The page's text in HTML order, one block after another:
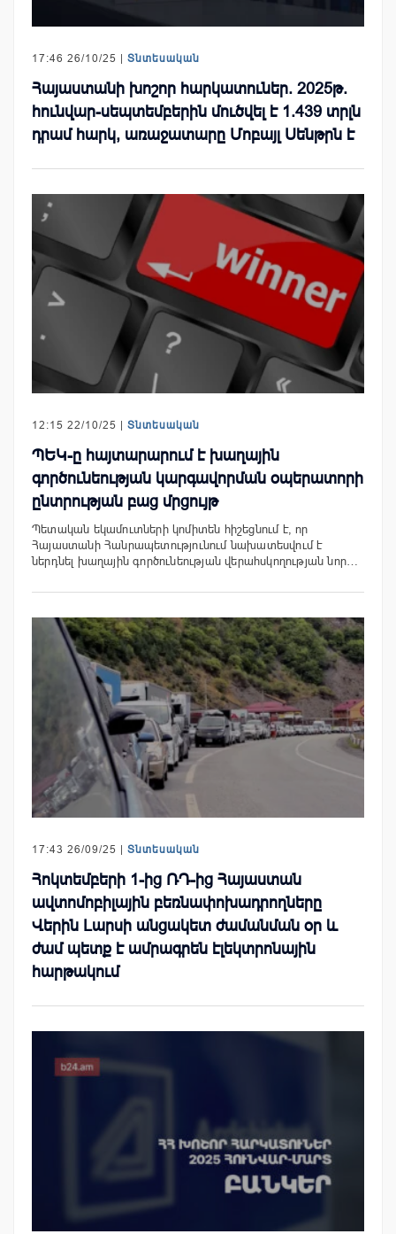
17:46 26/10/25 | Տնտեսական
Հայաստանի խոշոր հարկատուներ. 2025թ.
հունվար-սեպտեմբերին մուծվել է 1.439 տրլն
դրամ հարկ, առաջատարը Մոբայլ Սենթրն է
12:15 22/10/25 | Տնտեսական
ՊԵԿ-ը հայտարարում է խաղային
գործունեության կարգավորման օպերատորի
ընտրության բաց մրցույթ
Պետական եկամուտների կոմիտեն հիշեցնում է, որ
Հայաստանի Հանրապետությունում նախատեսվում է
ներդնել խաղային գործունեության վերահսկողության նոր…
17:43 26/09/25 | Տնտեսական
Հոկտեմբերի 1-ից ՌԴ-ից Հայաստան
ավտոմոբիլային բեռնափոխադրողները
Վերին Լարսի անցակետ ժամանման օր և
ժամ պետք է ամրագրեն էլեկտրոնային
հարթակում